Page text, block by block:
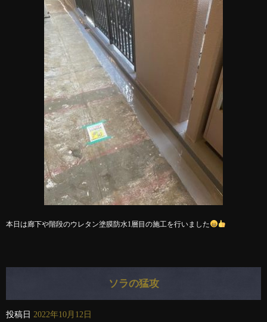
本日は廊下や階段のウレタン塗膜防水1層目の施工を行いました
ソラの猛攻
投稿日 2022年10月12日